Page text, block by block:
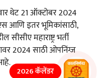
थेट 21 ऑक्टोबर 2024
आणि इतर भूमिकांसाठी,
महाराष्ट्र भर्ती
2024 साठी ओपनिंग्ज
2026 कॅलेंडर